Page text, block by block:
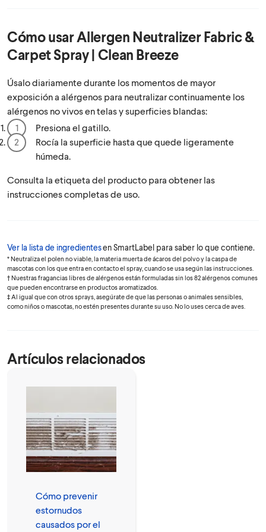
Cómo usarAllergen Neutralizer Fabric &
Carpet Spray | Clean Breeze
Úsalo diariamente durante los momentos de mayor
exposición a alérgenos para neutralizar continuamente los
alérgenos no vivos en telas y superficies blandas:
Presiona el gatillo.
Rocía la superficie hasta que quede ligeramente
húmeda.
Consulta la etiqueta del producto para obtener las
instrucciones completas de uso.
Ver la lista de ingredientesen SmartLabel para saber lo que contiene.
* Neutraliza el polen no viable, la materia muerta de ácaros del polvo y la caspa de
mascotas con los que entra en contacto el spray, cuando se usa según las instrucciones.
† Nuestras fragancias libres de alérgenos están formuladas sin los 82 alérgenos comunes
que pueden encontrarse en productos aromatizados.
‡ Al igual que con otros sprays, asegúrate de que las personas o animales sensibles,
como niños o mascotas, no estén presentes durante su uso. No lo uses cerca de aves.
Artículos relacionados
Cómo prevenir
estornudos
causados por el